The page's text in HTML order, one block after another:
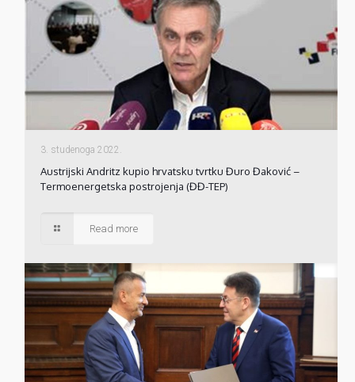
3. studenoga 2022.
Austrijski Andritz kupio hrvatsku tvrtku Đuro Đaković –
Termoenergetska postrojenja (ĐĐ-TEP)
Read more